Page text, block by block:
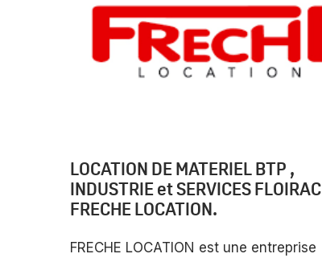
LOCATION DE MATERIEL BTP ,
INDUSTRIE et SERVICES FLOIRAC
FRECHE LOCATION.
FRECHE LOCATION est une entreprise